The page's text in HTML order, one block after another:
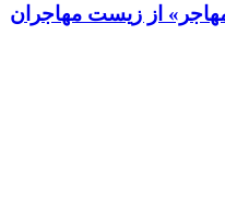
از زیست مهاجران